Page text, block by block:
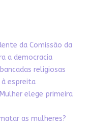
da Comissão da
a democracia
religiosas
à espreita
elege primeira
as mulheres?